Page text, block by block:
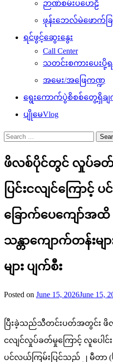
ဉာဏ်စမ်းပဟေဠိ
ဖုန်းဘေလ်မဲဖောက်ခြ
ရင်ဖွင့်ဆွေးနွေး
Call Center
သတင်းစကားပေးပို့ရ
အမေး/အဖြေကဏ္ဍ
ရွေးကောက်ပွဲစိစစ်တွေ့ရှိချက်
ပျိုမေVlog
Search
for:
ဖိလစ်ပိုင်တွင် လှုပ်ခ
ပြင်းငလျင်ကြောင့်
ခြောက်ပေကျော်အထိ
သန္တာကျောက်တန်းမျ
များ ပျက်စီး
Posted on June 15, 2026June 15,
ပြီးခဲ့သည်သီတင်းပတ်အတွင်း ဖိလ
ငလျင်လှုပ်ခတ်မှုကြောင့် လူပေါင်း
ပင်လယ်ကြမ်းပြင်သည် ၂ မီတာ